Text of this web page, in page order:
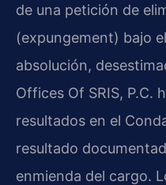
de una petición de
(expungement) bajo
absolución,
Offices Of SRIS, P.C.
resultados en el
resultado
enmienda del cargo.